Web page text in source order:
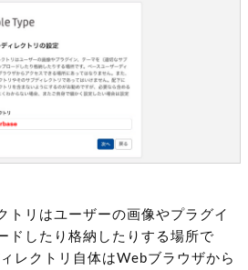
トリはユーザーの画像やプラグイ
ドしたり格納したりする場所で
レクトリ自体はWebブラウザから